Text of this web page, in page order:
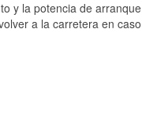
y la potencia de
a la carretera en